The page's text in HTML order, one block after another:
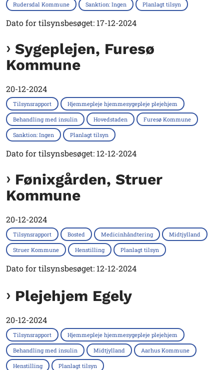
Rudersdal Kommune Sanktion: Ingen Planlagt tilsyn
Dato for tilsynsbesøget: 17-12-2024
Sygeplejen, Furesø
Kommune
20-12-2024
Tilsynsrapport Hjemmepleje hjemmesygepleje plejehjem
Behandling med insulin Hovedstaden Furesø Kommune
Sanktion: Ingen Planlagt tilsyn
Dato for tilsynsbesøget: 12-12-2024
Fønixgården, Struer
Kommune
20-12-2024
Tilsynsrapport Bosted Medicinhåndtering Midtjylland
Struer Kommune Henstilling Planlagt tilsyn
Dato for tilsynsbesøget: 12-12-2024
Plejehjem Egely
20-12-2024
Tilsynsrapport Hjemmepleje hjemmesygepleje plejehjem
Behandling med insulin Midtjylland Aarhus Kommune
Henstilling Planlagt tilsyn